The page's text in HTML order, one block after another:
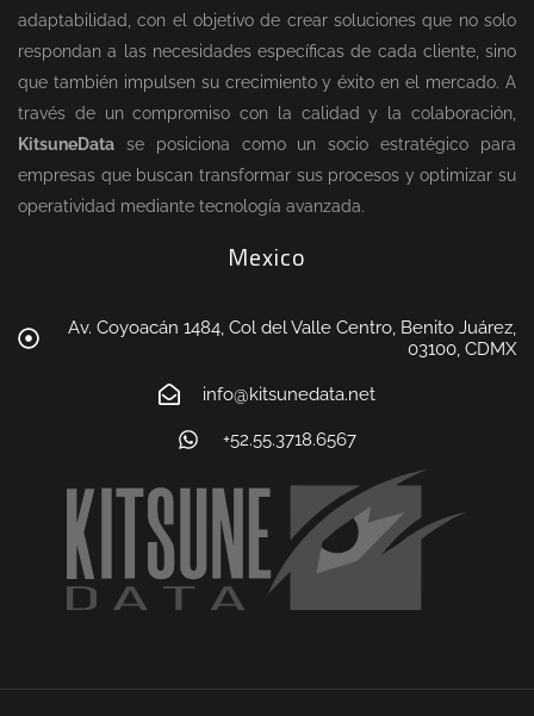
adaptabilidad, con el objetivo de crear soluciones que no solo
respondan a las necesidades específicas de cada cliente, sino
que también impulsen su crecimiento y éxito en el mercado. A
través de un compromiso con la calidad y la colaboración,
KitsuneData se posiciona como un socio estratégico para
empresas que buscan transformar sus procesos y optimizar su
operatividad mediante tecnología avanzada.
Mexico
Av. Coyoacán 1484, Col del Valle Centro, Benito Juárez,
03100, CDMX
info@kitsunedata.net
+52.55.3718.6567